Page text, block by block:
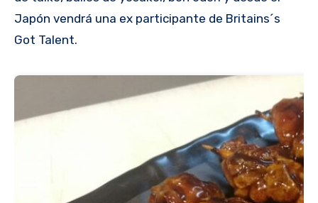
Japón vendrá una ex participante de Britains´s
Got Talent.